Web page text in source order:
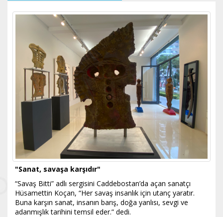
"Sanat, savaşa karşıdır"
“Savaş Bitti” adlı sergisini Caddebostan’da açan sanatçı
Hüsamettin Koçan, “Her savaş insanlık için utanç yaratır.
Buna karşın sanat, insanın barış, doğa yanlısı, sevgi ve
adanmışlık tarihini temsil eder.” dedi.